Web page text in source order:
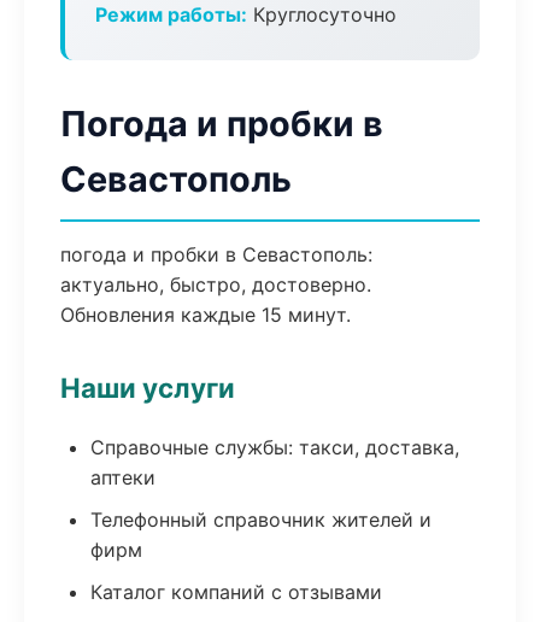
Режим работы: Круглосуточно
Погода и пробки в
Севастополь
погода и пробки в Севастополь:
актуально, быстро, достоверно.
Обновления каждые 15 минут.
Наши услуги
Справочные службы: такси, доставка,
аптеки
Телефонный справочник жителей и
фирм
Каталог компаний с отзывами